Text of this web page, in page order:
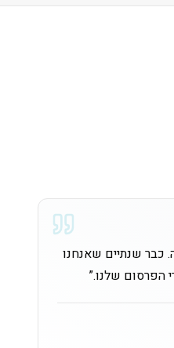
כבר שנתיים שאנחנו
הפרסום שלנו.”